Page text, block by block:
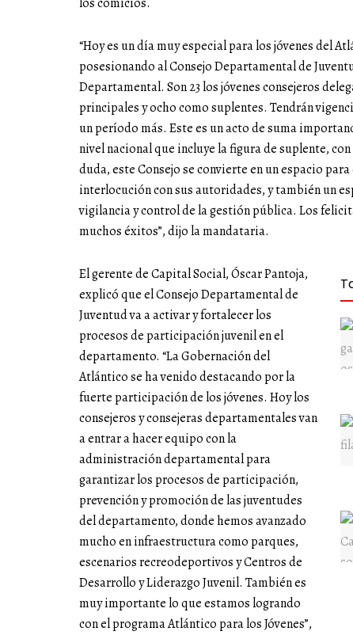
“Hoy es un día muy especial para los jóvenes del
posesionando al Consejo Departamental de
Departamental. Son 23 los jóvenes consejeros
principales y ocho como suplentes. Tendrán
un período más. Este es un acto de suma
nivel nacional que incluye la figura de suplente,
duda, este Consejo se convierte en un espacio
interlocución con sus autoridades, y también un
vigilancia y control de la gestión pública. Los
muchos éxitos”, dijo la mandataria.
El gerente de Capital Social, Óscar Pantoja,
explicó que el Consejo Departamental de
Juventud va a activar y fortalecer los
procesos de participación juvenil en el
departamento. “La Gobernación del
Atlántico se ha venido destacando por la
fuerte participación de los jóvenes. Hoy los
consejeros y consejeras departamentales van
a entrar a hacer equipo con la
administración departamental para
garantizar los procesos de participación,
prevención y promoción de las juventudes
del departamento, donde hemos avanzado
mucho en infraestructura como parques,
escenarios recreodeportivos y Centros de
Desarrollo y Liderazgo Juvenil. También es
muy importante lo que estamos logrando
con el programa Atlántico para los Jóvenes”,